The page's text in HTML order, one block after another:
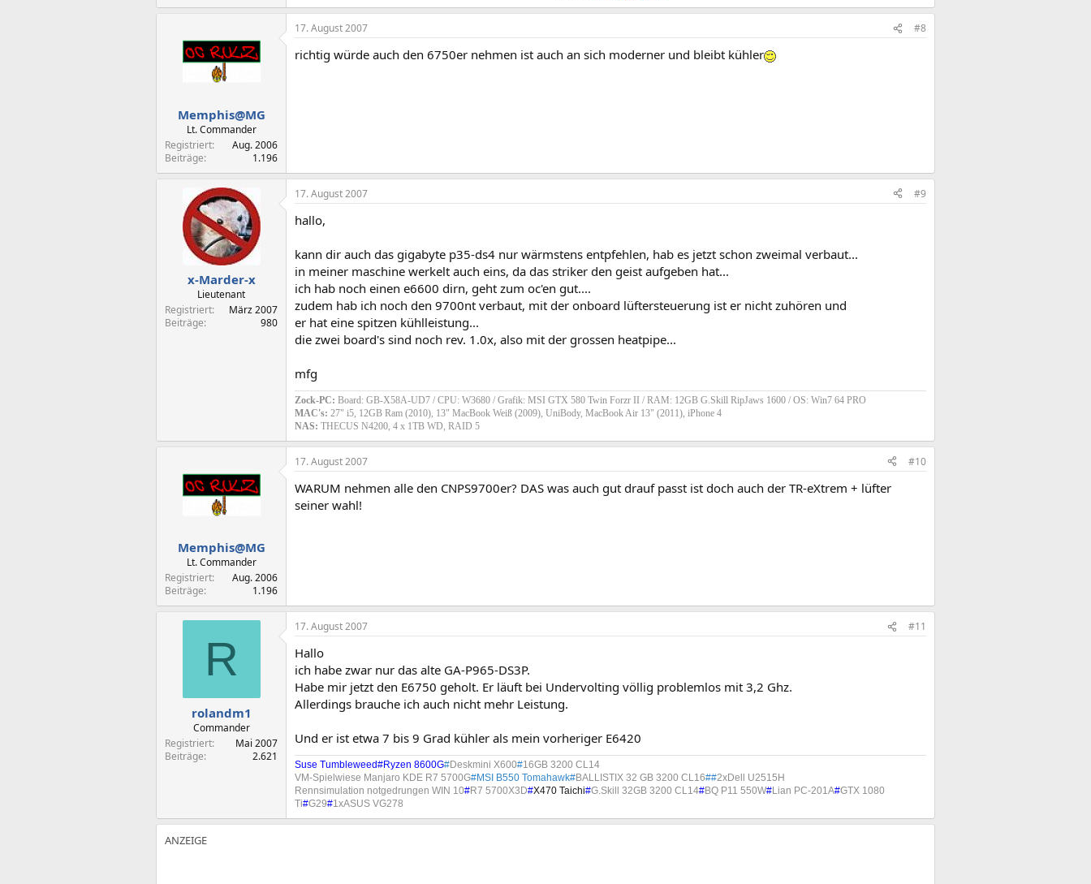
Memphis@MG
Lt. Commander
Registriert
Aug. 2006
Beiträge
1.196
17. August 2007 #8
richtig würde auch den 6750er nehmen ist auch an sich moderner und bleibt kühler
x-Marder-x
Lieutenant
Registriert
März 2007
Beiträge
980
17. August 2007 #9
hallo,
kann dir auch das gigabyte p35-ds4 nur wärmstens entpfehlen, hab es jetzt schon zweimal verbaut...
in meiner maschine werkelt auch eins, da das striker den geist aufgeben hat...
ich hab noch einen e6600 dirn, geht zum oc'en gut....
zudem hab ich noch den 9700nt verbaut, mit der onboard lüftersteuerung ist er nicht zuhören und
er hat eine spitzen kühlleistung...
die zwei board's sind noch rev. 1.0x, also mit der grossen heatpipe...
mfg
Zock-PC: Board: GB-X58A-UD7 / CPU: W3680 / Grafik: MSI GTX 580 Twin Forzr II / RAM: 12GB G.Skill RipJaws 1600 / OS: Win7 64 PRO
MAC's: 27" i5, 12GB Ram (2010), 13" MacBook Weiß (2009), UniBody, MacBook Air 13" (2011), iPhone 4
NAS: THECUS N4200, 4 x 1TB WD, RAID 5
Memphis@MG
Lt. Commander
Registriert
Aug. 2006
Beiträge
1.196
17. August 2007 #10
WARUM nehmen alle den CNPS9700er? DAS was auch gut drauf passt ist doch auch der TR-eXtrem + lüfter
seiner wahl!
R
rolandm1
Commander
Registriert
Mai 2007
Beiträge
2.621
17. August 2007 #11
Hallo
ich habe zwar nur das alte GA-P965-DS3P.
Habe mir jetzt den E6750 geholt. Er läuft bei Undervolting völlig problemlos mit 3,2 Ghz.
Allerdings brauche ich auch nicht mehr Leistung.
Und er ist etwa 7 bis 9 Grad kühler als mein vorheriger E6420
Suse Tumbleweed#Ryzen 8600G#Deskmini X600#16GB 3200 CL14
VM-Spielwiese Manjaro KDE R7 5700G#MSI B550 Tomahawk#BALLISTIX 32 GB 3200 CL16##2xDell U2515H
Rennsimulation notgedrungen WIN 10#R7 5700X3D#X470 Taichi#G.Skill 32GB 3200 CL14#BQ P11 550W#Lian PC-201A#GTX 1080
Ti#G29#1xASUS VG278